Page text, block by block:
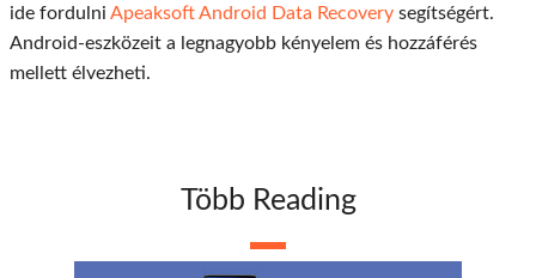
ide fordulni Apeaksoft Android Data Recovery segítségért.
Android-eszközeit a legnagyobb kényelem és hozzáférés
mellett élvezheti.
Több Reading